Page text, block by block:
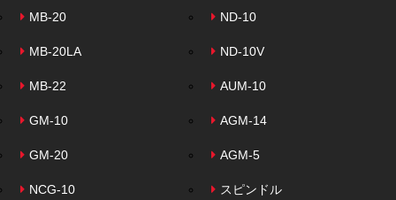
MB-20 ND-10
MB-20LA ND-10V
MB-22 AUM-10
GM-10 AGM-14
GM-20 AGM-5
NCG-10 スピンドル